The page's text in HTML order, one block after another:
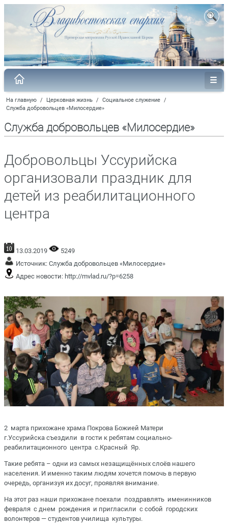
На главную / Церковная жизнь / Социальное служение /
Служба добровольцев «Милосердие»
Служба добровольцев «Милосердие»
Добровольцы Уссурийска
организовали праздник для
детей из реабилитационного
центра
13.03.2019
5249
Источник: Служба добровольцев «Милосердие»
Адрес новости: http://mvlad.ru/?p=6258
2 марта прихожане храма Покрова Божией Матери
г.Уссурийска съездили в гости к ребятам социально-
реабилитационного центра с.Красный Яр.
Такие ребята – одни из самых незащищённых слоёв нашего
населения. И именно таким людям хочется помочь в первую
очередь, организуя их досуг, проявляя внимание.
На этот раз наши прихожане поехали поздравлять именинников
февраля с днем рождения и пригласили с собой городских
волонтеров — студентов училища культуры.